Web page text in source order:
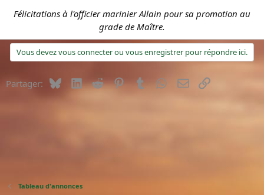
Félicitations à l'officier marinier Allain pour sa promotion au
grade de Maître.
Vous devez vous connecter ou vous enregistrer pour répondre ici.
Partager: BlueskyLinkedIn
RedditPinterestTumblr WhatsApp
E-mailLien
Tableau d'annonces